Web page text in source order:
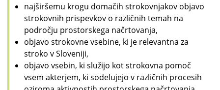
najširšemu krogu domačih strokovnjakov objavo
strokovnih prispevkov o različnih temah na
področju prostorskega načrtovanja,
objavo strokovne vsebine, ki je relevantna za
stroko v Sloveniji,
objavo vsebin, ki služijo kot strokovna pomoč
vsem akterjem, ki sodelujejo v različnih procesih